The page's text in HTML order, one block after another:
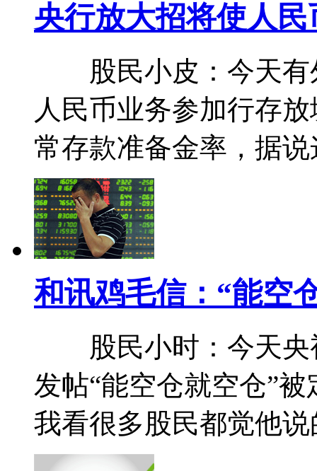
央行放大招将使人
股民小皮：今天有
人民币业务参加行存
常存款准备金率，据
和讯鸡毛信：“能空
股民小时：今天央
发帖“能空仓就空仓”
我看很多股民都觉他